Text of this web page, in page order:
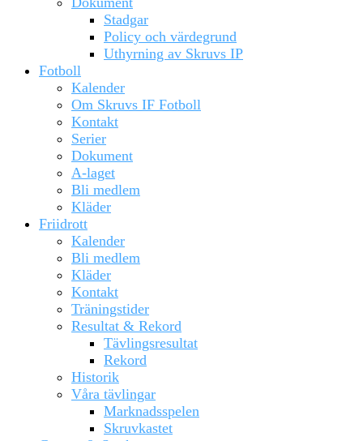
Stadgar
Policy och värdegrund
Uthyrning av Skruvs IP
Fotboll
Kalender
Om Skruvs IF Fotboll
Kontakt
Serier
Dokument
A-laget
Bli medlem
Kläder
Friidrott
Kalender
Bli medlem
Kläder
Kontakt
Träningstider
Resultat & Rekord
Tävlingsresultat
Rekord
Historik
Våra tävlingar
Marknadsspelen
Skruvkastet